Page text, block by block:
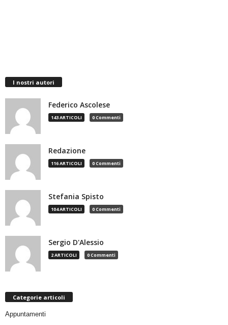
I nostri autori
Federico Ascolese
143 ARTICOLI 0 Commenti
Redazione
116 ARTICOLI 0 Commenti
Stefania Spisto
104 ARTICOLI 0 Commenti
Sergio D'Alessio
2 ARTICOLI 0 Commenti
Categorie articoli
Appuntamenti